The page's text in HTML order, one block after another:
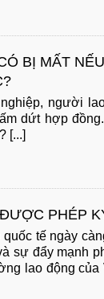
BỊ MẤT
người
dứt hợp
[...]
PHÉP
tế ngày
sự đẩy mạnh
lao động của